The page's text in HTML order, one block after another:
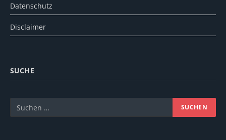
Datenschutz
Disclaimer
SUCHE